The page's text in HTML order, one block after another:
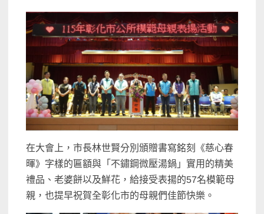
在大會上，市長林世賢分別頒贈書寫銘刻《慈心春
暉》字樣的匾額與「不鏽鋼微壓湯鍋」實用的精美
禮品、老婆餅以及鮮花，給接受表揚的57名模範母
親，也提早祝賀全彰化市的母親們佳節快樂。